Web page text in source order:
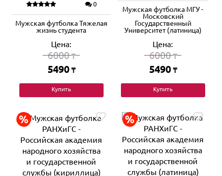
0
Мужская футболка Тяжелая
жизнь студента
Цена:
6000₸
5490 ₸
Купить
Мужская футболка МГУ -
Московский
Государственный
Университет (латиница)
Цена:
6000₸
5490 ₸
Купить